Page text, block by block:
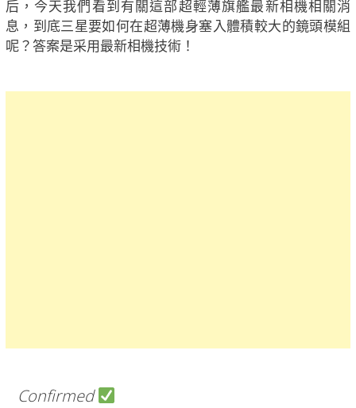
后，今天我們看到有關這部超輕薄旗艦最新相機相關消
息，到底三星要如何在超薄機身塞入體積較大的鏡頭模組
呢？答案是采用最新相機技術！
Confirmed